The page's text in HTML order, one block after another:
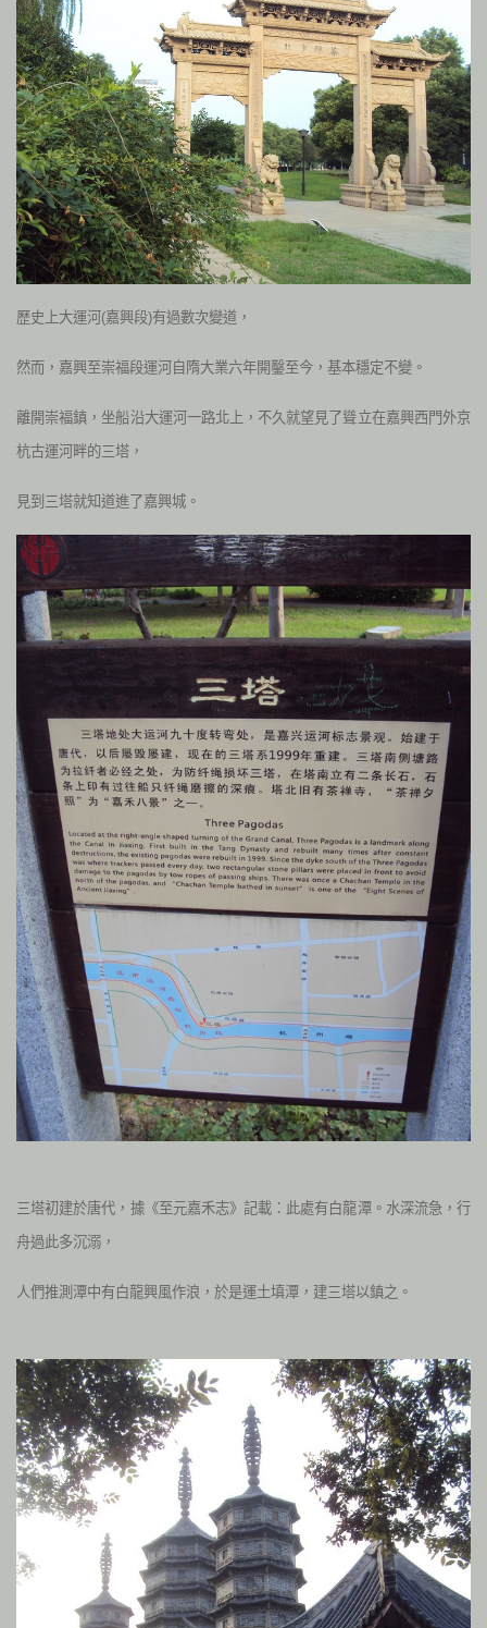
歷史上大運河(嘉興段)有過數次變道，
然而，嘉興至崇福段運河自隋大業六年開鑿至今，基本穩定不變。
離開崇福鎮，坐船沿大運河一路北上，不久就望見了聳立在嘉興西門外京
杭古運河畔的三塔，
見到三塔就知道進了嘉興城。
三塔初建於唐代，據《至元嘉禾志》記載：此處有白龍潭。水深流急，行
舟過此多沉溺，
人們推測潭中有白龍興風作浪，於是運土填潭，建三塔以鎮之。